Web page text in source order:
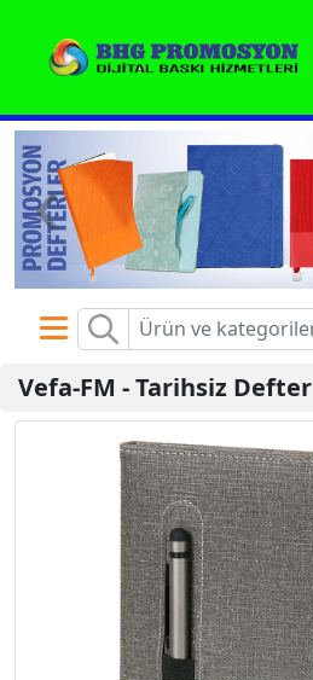
‹
Vefa-FM -Tarihsiz Defter